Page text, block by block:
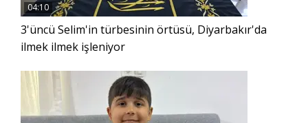
04:10
3'üncü Selim'in türbesinin örtüsü, Diyarbakır'da
ilmek ilmek işleniyor